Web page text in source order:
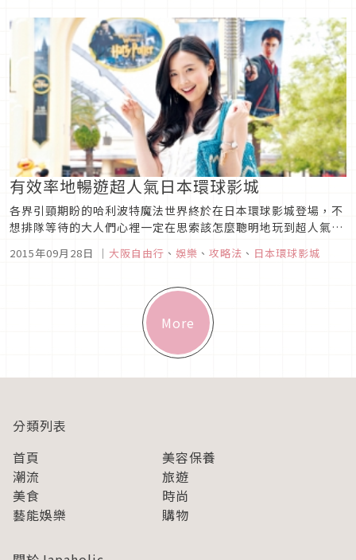
行李箱的人發生擦撞的...
有效率地暢遊超人氣日本環球影城
各界引頸期盼的哈利波特魔法世界終於在日本環球影城登場，不
想排隊等待的大人們心裡一定在思索該怎麼聰明地玩到超人氣遊
的秘訣。那就是要先入手「環球影城特快入場券」。有了特快入
2015年09月28日 ｜ 大阪自由行 、 娛樂 、 攻略法 、 日本環球影城
More
分類列表
首頁
美容保養
潮流
旅遊
美食
時尚
藝能娛樂
購物